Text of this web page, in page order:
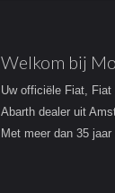
Welkom bij
Uw officiële Fiat,
Abarth dealer uit
Met meer dan 35